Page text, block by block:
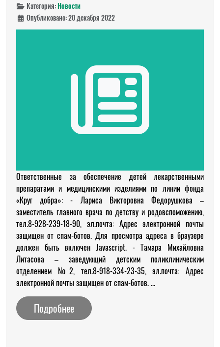
Категория:Новости
Опубликовано: 20 декабря 2022
Ответственные за обеспечение детей лекарственными
препаратами и медицинскими изделиями по линии фонда
«Круг добра»: - Лариса Викторовна Федорушкова –
заместитель главного врача по детству и родовспоможению,
тел.8-928-239-18-90, эл.почта: Адрес электронной почты
защищен от спам-ботов. Для просмотра адреса в браузере
должен быть включен Javascript. - Тамара Михайловна
Литасова – заведующий детским поликлиническим
отделением №2, тел.8-918-334-23-35, эл.почта: Адрес
электронной почты защищен от спам-ботов. ...
Подробнее